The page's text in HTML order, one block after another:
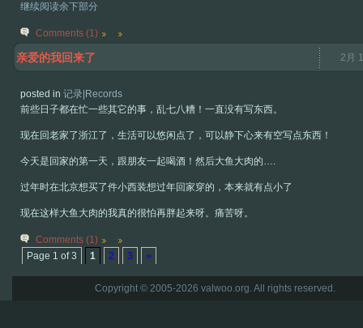
继续阅读余下部分
Comments (1)
亲爱的我回来了 2月
posted in 记录|Records
前些日子都在忙一些其它的事，乱七八糟！一直没有写东西。
现在回老家了浙江了，生活可以悠闲点了，可以静下心来有空写点东西！
今天是回家的第一天，跟朋友一起喝酒！然后大鱼大肉的….
过年时在北京想买了件小西装想过年回家穿的，本来就有点小了
现在这样大鱼大肉的我真的很怕再胖起来呀。痛苦呀。
Comments (1)
Page 1 of 3
1 2 3 »
Copyright © 2005-2026 valwoo.org. All rights reserved.